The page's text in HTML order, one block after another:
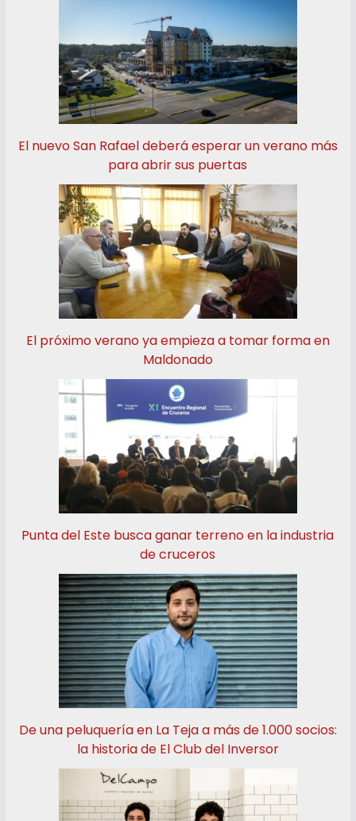
El nuevo San Rafael deberá esperar un verano más
para abrir sus puertas
El próximo verano ya empieza a tomar forma en
Maldonado
Punta del Este busca ganar terreno en la industria
de cruceros
De una peluquería en La Teja a más de 1.000 socios:
la historia de El Club del Inversor